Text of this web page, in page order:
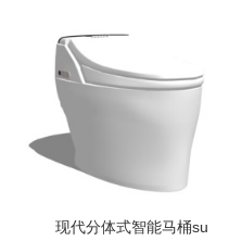
现代分体式智能马桶su